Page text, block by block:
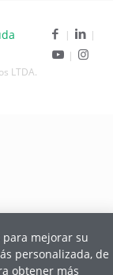
LTDA.
para mejorar su
personalizada, de
obtener más